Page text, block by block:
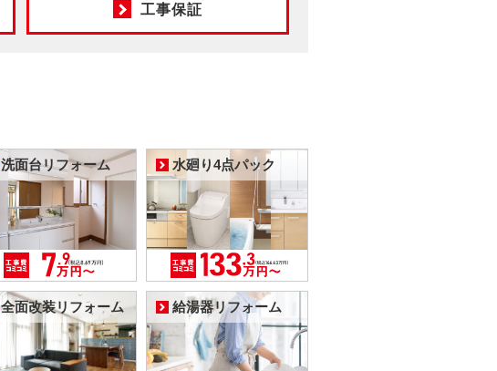
工事保証
洗面台リフォーム 水廻り4点パック
全面改装リフォーム 給湯器リフォーム